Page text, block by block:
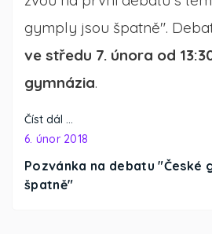
Pozvánka na debatu "České
špatně"
6. únor 2018
gymply jsou špatně".
ve středu 7. února od
gymnázia.
Číst dál …